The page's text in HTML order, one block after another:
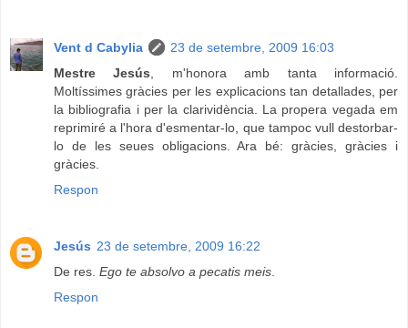
Vent d Cabylia
23 de setembre, 2009 16:03
Mestre Jesús , m'honora amb tanta informació.
Moltíssimes gràcies per les explicacions tan detallades, per
la bibliografia i per la clarividència. La propera vegada em
reprimiré a l'hora d'esmentar-lo, que tampoc vull destorbar-
lo de les seues obligacions. Ara bé: gràcies, gràcies i
gràcies.
Respon
Jesús 23 de setembre, 2009 16:22
De res. Ego te absolvo a pecatis meis
Respon